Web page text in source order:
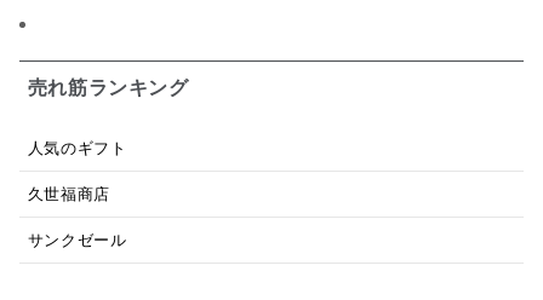
パスタソース 醤油
日本ワイン
売れ筋ランキング
人気のギフト
久世福商店
サンクゼール